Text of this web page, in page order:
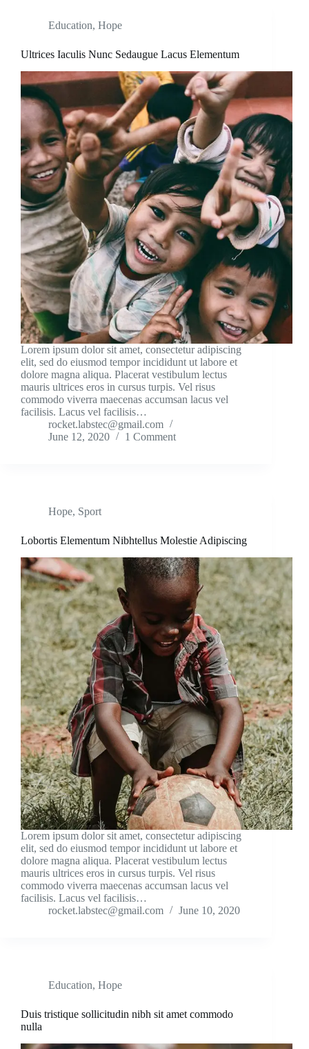
Education, Hope
Ultrices Iaculis Nunc Sedaugue Lacus Elementum
Lorem ipsum dolor sit amet, consectetur adipiscing
elit, sed do eiusmod tempor incididunt ut labore et
dolore magna aliqua. Placerat vestibulum lectus
mauris ultrices eros in cursus turpis. Vel risus
commodo viverra maecenas accumsan lacus vel
facilisis. Lacus vel facilisis…
rocket.labstec@gmail.com
June 12, 2020
1 Comment
Hope, Sport
Lobortis Elementum Nibhtellus Molestie Adipiscing
Lorem ipsum dolor sit amet, consectetur adipiscing
elit, sed do eiusmod tempor incididunt ut labore et
dolore magna aliqua. Placerat vestibulum lectus
mauris ultrices eros in cursus turpis. Vel risus
commodo viverra maecenas accumsan lacus vel
facilisis. Lacus vel facilisis…
rocket.labstec@gmail.com
June 10, 2020
Education, Hope
Duis tristique sollicitudin nibh sit amet commodo
nulla